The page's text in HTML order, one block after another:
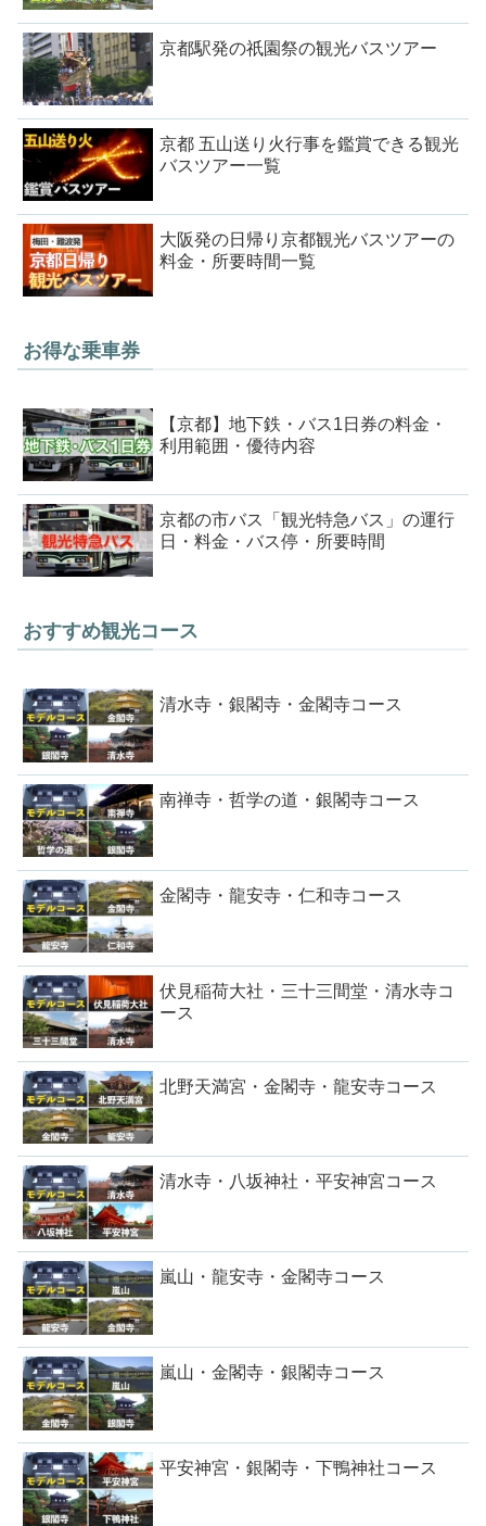
京都駅発の祇園祭の観光バスツアー
京都 五山送り火行事を鑑賞できる観光
バスツアー一覧
大阪発の日帰り京都観光バスツアーの
料金・所要時間一覧
お得な乗車券
【京都】地下鉄・バス1日券の料金・
利用範囲・優待内容
京都の市バス「観光特急バス」の運行
日・料金・バス停・所要時間
おすすめ観光コース
清水寺・銀閣寺・金閣寺コース
南禅寺・哲学の道・銀閣寺コース
金閣寺・龍安寺・仁和寺コース
伏見稲荷大社・三十三間堂・清水寺コ
ース
北野天満宮・金閣寺・龍安寺コース
清水寺・八坂神社・平安神宮コース
嵐山・龍安寺・金閣寺コース
嵐山・金閣寺・銀閣寺コース
平安神宮・銀閣寺・下鴨神社コース